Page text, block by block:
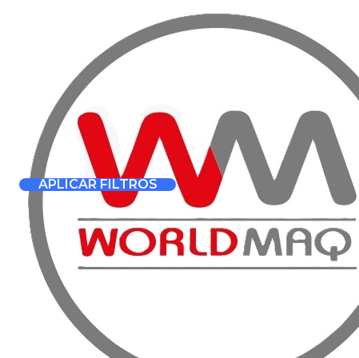
Preparación y Reparación de Superficies
Escarificadoras
Filtrar Productos
1-2 de 2 productos
APLICAR FILTROS
ORDENAR POR
FILTRAR POR PRECIO
5000010056 Honway
Escarificadora a
$4.398.000
5000010055|Honway
Escarificadora
Disponible para cotización